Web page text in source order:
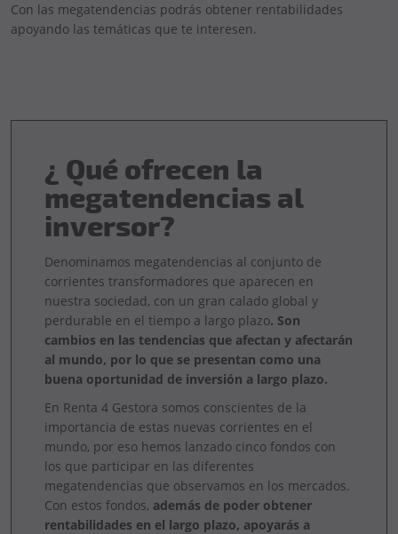
Con las megatendencias podrás obtener rentabilidades
apoyando las temáticas que te interesen.
¿ Qué ofrecen la
megatendencias al
inversor?
Denominamos megatendencias al conjunto de
corrientes transformadores que aparecen en
nuestra sociedad, con un gran calado global y
perdurable en el tiempo a largo plazo. Son
cambios en las tendencias que afectan y afectarán
al mundo, por lo que se presentan como una
buena oportunidad de inversión a largo plazo.
En Renta 4 Gestora somos conscientes de la
importancia de estas nuevas corrientes en el
mundo, por eso hemos lanzado cinco fondos con
los que participar en las diferentes
megatendencias que observamos en los mercados.
Con estos fondos, además de poder obtener
rentabilidades en el largo plazo, apoyarás a